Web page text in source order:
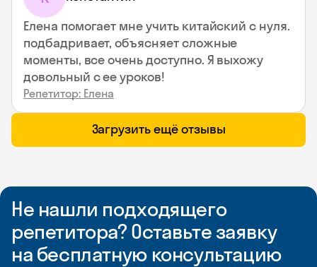
Елена помогает мне учить китайский с нуля.
подбадривает, объясняет сложные
моменты, все очень доступно. Я выхожу
довольный с ее уроков!
Репетитор: Елена
Загрузить ещё отзывы
Не нашли подходящего
репетитора? Оставьте заявку
на бесплатную консультацию